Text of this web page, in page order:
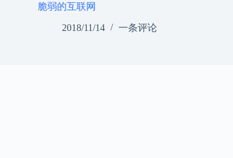
脆弱的互联网
2018/11/14 一条评论